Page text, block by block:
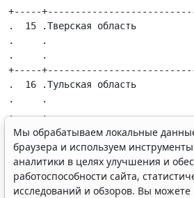
Мы обрабатываем локальные
браузера и используем инструменты
аналитики в целях улучшения и
работоспособности сайта,
исследований и обзоров. Вы можете